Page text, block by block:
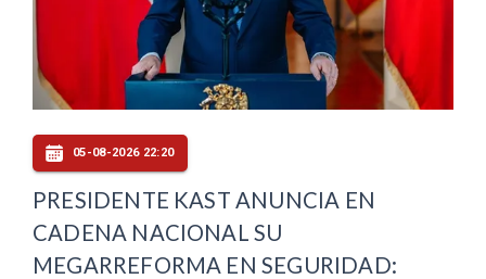
05-08-2026 22:20
PRESIDENTE KAST ANUNCIA EN
CADENA NACIONAL SU
MEGARREFORMA EN SEGURIDAD: